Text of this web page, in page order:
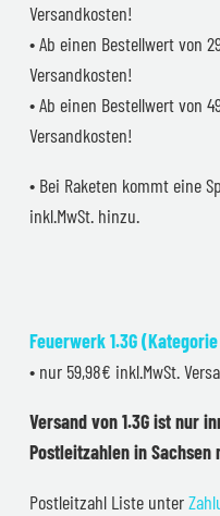
Versandkosten!
• Ab einen Bestellwert von
Versandkosten!
• Ab einen Bestellwert von
Versandkosten!
• Bei Raketen kommt eine
inkl.MwSt. hinzu.
Feuerwerk 1.3G
• nur 59,98€ inkl.MwSt.
Versand von 1.3G ist nur
Postleitzahlen in Sachsen
Postleitzahl Liste unter